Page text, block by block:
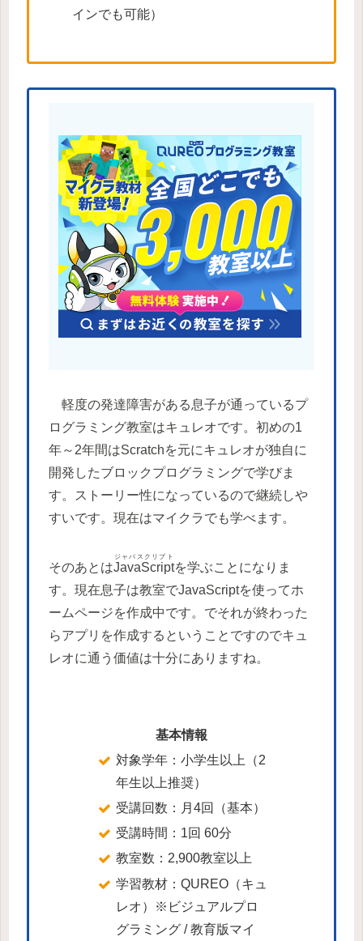
インでも可能）
軽度の発達障害がある息子が通っているプ
ログラミング教室はキュレオです。初めの1
年～2年間はScratchを元にキュレオが独自に
開発したブロックプログラミングで学びま
す。ストーリー性になっているので継続しや
すいです。現在はマイクラでも学べます。
そのあとはJavaScript
ジャバスクリプト
を学ぶことになりま
す。現在息子は教室でJavaScriptを使ってホ
ームページを作成中です。でそれが終わった
らアプリを作成するということですのでキュ
レオに通う価値は十分にありますね。
基本情報
対象学年：小学生以上（2
年生以上推奨）
受講回数：月4回（基本）
受講時間：1回 60分
教室数：2,900教室以上
学習教材：QUREO（キュ
レオ）※ビジュアルプロ
グラミング / 教育版マイ